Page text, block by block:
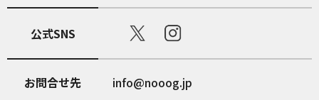
公式SNS
お問合せ先 info@nooog.jp